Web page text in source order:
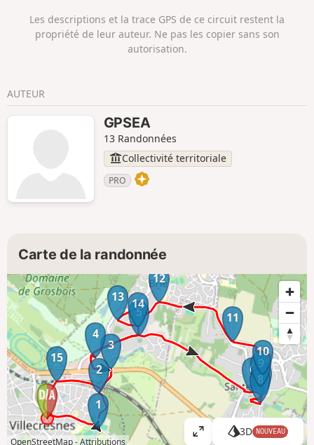
Les descriptions et la trace GPS de ce circuit restent la
propriété de leur auteur. Ne pas les copier sans son
autorisation.
AUTEUR
GPSEA
13 Randonnées
Collectivité territoriale
PRO
Carte de la randonnée
1
2
3
4
5
67
8
9
10
11
12
13 14
15
OpenStreetMap -Attributions
A
3D NOUVEAU